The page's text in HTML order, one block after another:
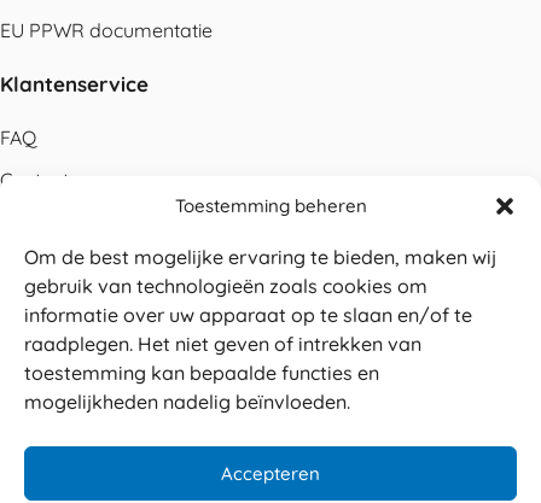
Toestemming beheren
Om de best mogelijke ervaring te bieden, maken wij
gebruik van technologieën zoals cookies om
informatie over uw apparaat op te slaan en/of te
raadplegen. Het niet geven of intrekken van
toestemming kan bepaalde functies en
mogelijkheden nadelig beïnvloeden.
Accepteren
EU PPWR documentatie
Klantenservice
FAQ
Contact
Betalen
Levering
Retouren
Service en garantie